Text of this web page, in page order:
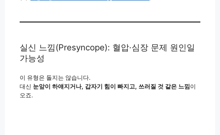
실신 느낌(Presyncope): 혈압·심장 문제 원인일
가능성
이 유형은 돌지는 않습니다.
대신 눈앞이 하얘지거나, 갑자기 힘이 빠지고, 쓰러질 것 같은 느낌이
오죠.